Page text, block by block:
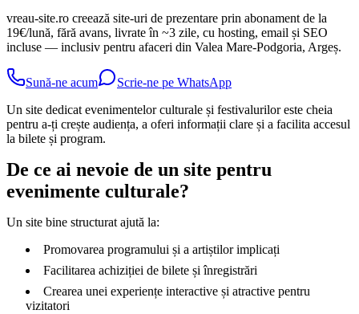
vreau-site.ro creează site-uri de prezentare prin abonament de la
19€/lună, fără avans, livrate în ~3 zile, cu hosting, email și SEO
incluse — inclusiv pentru afaceri din Valea Mare-Podgoria, Argeș.
Sună-ne acum
Scrie-ne pe WhatsApp
Un site dedicat evenimentelor culturale și festivalurilor este cheia
pentru a-ți crește audiența, a oferi informații clare și a facilita accesul
la bilete și program.
De ce ai nevoie de un site pentru
evenimente culturale?
Un site bine structurat ajută la:
Promovarea programului și a artiștilor implicați
Facilitarea achiziției de bilete și înregistrări
Crearea unei experiențe interactive și atractive pentru
vizitatori